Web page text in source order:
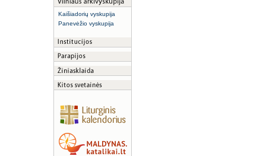
Kaišiadorių vyskupija
Panevėžio vyskupija